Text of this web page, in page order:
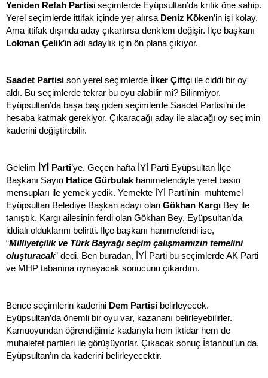
Yeniden Refah Partisi seçimlerde Eyüpsultan’da kritik öne sahip.
Yerel seçimlerde ittifak içinde yer alırsa Deniz Köken’in işi kolay.
Ama ittifak dışında aday çıkartırsa denklem değişir. İlçe başkanı
Lokman Çelik’in adı adaylık için ön plana çıkıyor.
Saadet Partisi son yerel seçimlerde İlker Çiftçi ile ciddi bir oy
aldı. Bu seçimlerde tekrar bu oyu alabilir mi? Bilinmiyor.
Eyüpsultan’da başa baş giden seçimlerde Saadet Partisi’ni de
hesaba katmak gerekiyor. Çıkaracağı aday ile alacağı oy seçimin
kaderini değiştirebilir.
Gelelim İYİ Parti’ye. Geçen hafta İYİ Parti Eyüpsultan İlçe
Başkanı Sayın Hatice Gürbulak hanımefendiyle yerel basın
mensupları ile yemek yedik. Yemekte İYİ Parti’nin muhtemel
Eyüpsultan Belediye Başkan adayı olan Gökhan Kargı Bey ile
tanıştık. Kargı ailesinin ferdi olan Gökhan Bey, Eyüpsultan’da
iddialı olduklarını belirtti. İlçe başkanı hanımefendi ise,
“Milliyetçilik ve Türk Bayrağı seçim çalışmamızın temelini
oluşturacak” dedi. Ben buradan, İYİ Parti bu seçimlerde AK Parti
ve MHP tabanına oynayacak sonucunu çıkardım.
Bence seçimlerin kaderini Dem Partisi belirleyecek.
Eyüpsultan’da önemli bir oyu var, kazananı belirleyebilirler.
Kamuoyundan öğrendiğimiz kadarıyla hem iktidar hem de
muhalefet partileri ile görüşüyorlar. Çıkacak sonuç İstanbul’un da,
Eyüpsultan’ın da kaderini belirleyecektir.